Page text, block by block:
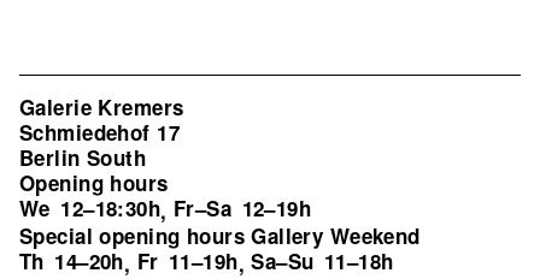
Galerie Kremers
Schmiedehof 17
Berlin South
Opening hours
We 12–18:30h, Fr–Sa 12–19h
Special opening hours Gallery Weekend
Th 14–20h, Fr 11–19h,Sa–Su 11–18h